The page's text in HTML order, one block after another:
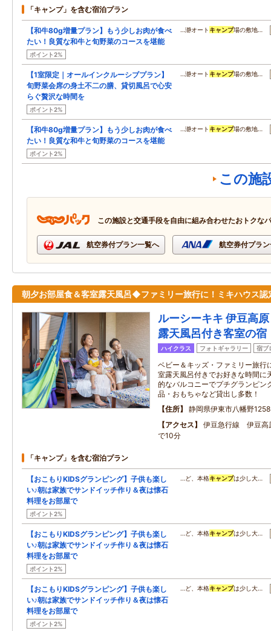
「キャンプ」を含む宿泊プラン
【和牛80g増量プラン】もう少しお肉が食べ
たい！良質な和牛と旬野菜のコースを堪能
ポイント2%
…瀞オート キャンプ場の敷地…
【1室限定｜オールインクルーシブプラン】
旬野菜会席の身土不二の膳、貸切風呂で心安
らぐ贅沢な時間を
ポイント2%
…瀞オート キャンプ場の敷地…
【和牛80g増量プラン】もう少しお肉が食べ
たい！良質な和牛と旬野菜のコースを堪能
ポイント2%
…瀞オート キャンプ場の敷地…
この施
この施設と交通手段を自由に組み合わせたおトクな
航空券付プラン一覧へ 航空券付プラ
朝夕お部屋食＆客室露天風呂◆ファミリー旅行に！ミキハウス認
ルーシーキキ 伊豆高
露天風呂付き客室の宿
ハイクラス フォトギャラリー 宿ブ
ベビー＆キッズ・ファミリー旅
室露天風呂付きでお好きな時間に
的なバルコニーでプチグランピン
品・おもちゃなど貸出し多数！
住所
静岡県伊東市八幡野
アクセス
伊豆急行線 伊豆高
で10分
「キャンプ」を含む宿泊プラン
【おこもりKIDSグランピング】子供も楽し
い♪朝は家族でサンドイッチ作り＆夜は懐石
料理をお部屋で
ポイント2%
…ど、本格キャンプは少し大…
【おこもりKIDSグランピング】子供も楽し
い♪朝は家族でサンドイッチ作り＆夜は懐石
料理をお部屋で
ポイント2%
…ど、本格キャンプは少し大…
【おこもりKIDSグランピング】子供も楽し
い♪朝は家族でサンドイッチ作り＆夜は懐石
料理をお部屋で
ポイント2%
…ど、本格キャンプは少し大…